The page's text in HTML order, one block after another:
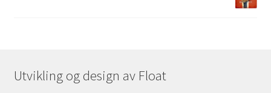
Utvikling og design av Float